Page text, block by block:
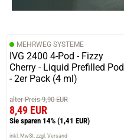
MEHRWEG SYSTEME
IVG 2400 4-Pod - Fizzy
Cherry - Liquid Prefilled Pod
- 2er Pack (4 ml)
alter Preis 9,90 EUR
8,49 EUR
Sie sparen 14% (1,41 EUR)
inkl. MwSt. zzgl. Versand